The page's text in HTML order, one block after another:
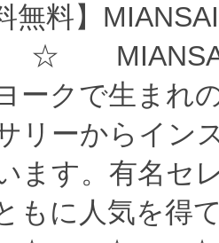
無料】
☆
ークで生まれ
リーからイン
ます。有名セ
もに人気を得